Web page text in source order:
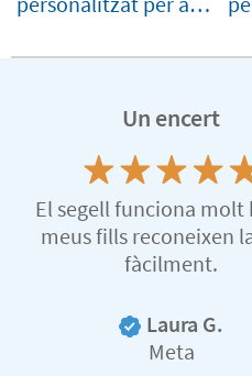
Un encert
El segell funciona molt
meus fills reconeixen
fàcilment.
Laura G.
Meta